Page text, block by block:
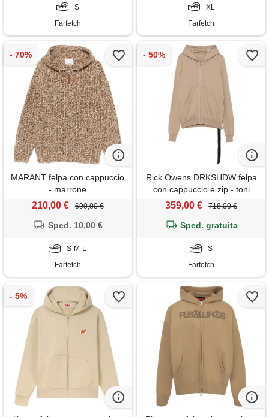
S
Farfetch
XL
Farfetch
MARANT felpa con cappuccio
- marrone
210,00 € 690,00 €
Sped. 10,00 €
S-M-L
Farfetch
Rick Owens DRKSHDW felpa
con cappuccio e zip - toni
neutri
359,00 € 718,00 €
Sped. gratuita
S
Farfetch